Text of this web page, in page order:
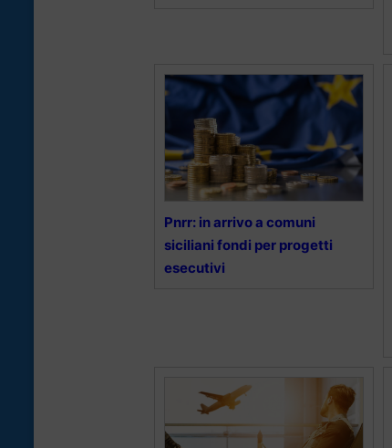
Pnrr: in arrivo a comuni
siciliani fondi per progetti
esecutivi